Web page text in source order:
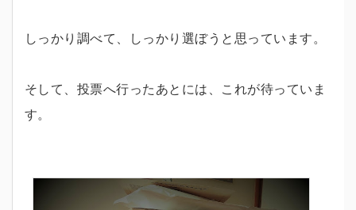
しっかり調べて、しっかり選ぼうと思っています。
そして、投票へ行ったあとには、これが待っていま
す。